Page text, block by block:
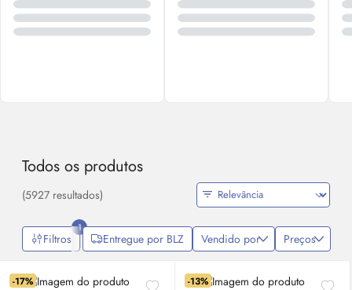
Todos os produtos
(5927 resultados)
Filtros
1
Entregue por BLZ Vendido por Preços
-17% -13%